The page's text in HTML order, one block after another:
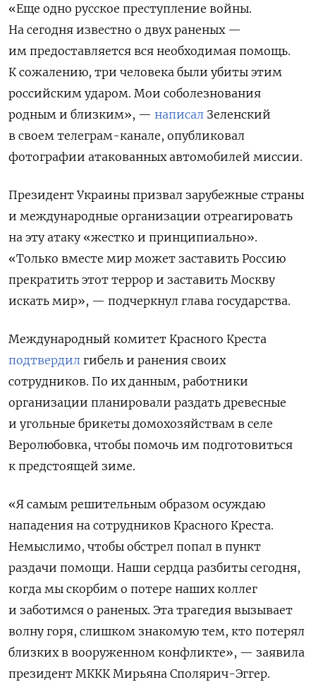
«Еще одно русское преступление войны.
На сегодня известно о двух раненых —
им предоставляется вся необходимая помощь.
К сожалению, три человека были убиты этим
российским ударом. Мои соболезнования
родным и близким», — написал Зеленский
в своем телеграм-канале, опубликовал
фотографии атакованных автомобилей миссии.
Президент Украины призвал зарубежные страны
и международные организации отреагировать
на эту атаку «жестко и принципиально».
«Только вместе мир может заставить Россию
прекратить этот террор и заставить Москву
искать мир», — подчеркнул глава государства.
Международный комитет Красного Креста
подтвердил гибель и ранения своих
сотрудников. По их данным, работники
организации планировали раздать древесные
и угольные брикеты домохозяйствам в селе
Веролюбовка, чтобы помочь им подготовиться
к предстоящей зиме.
«Я самым решительным образом осуждаю
нападения на сотрудников Красного Креста.
Немыслимо, чтобы обстрел попал в пункт
раздачи помощи. Наши сердца разбиты сегодня,
когда мы скорбим о потере наших коллег
и заботимся о раненых. Эта трагедия вызывает
волну горя, слишком знакомую тем, кто потерял
близких в вооруженном конфликте», — заявила
президент МККК Мирьяна Сполярич-Эггер.